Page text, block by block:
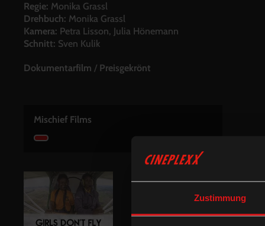
Zustimmung
Regie: Monika Grassl
Drehbuch: Monika Grassl
Kamera: Petra Lisson, Julia Hönemann
Schnitt: Sven Kulik
Dokumentarfilm / Preisgekrönt
Mischief Films